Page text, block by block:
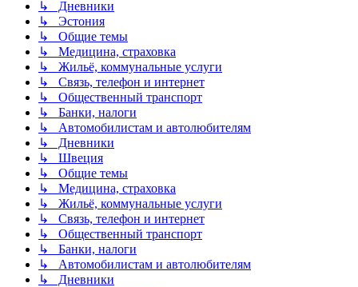
↳ Дневники
↳ Эстония
↳ Общие темы
↳ Медицина, страховка
↳ Жильё, коммунальные услуги
↳ Связь, телефон и интернет
↳ Общественный транспорт
↳ Банки, налоги
↳ Автомобилистам и автолюбителям
↳ Дневники
↳ Швеция
↳ Общие темы
↳ Медицина, страховка
↳ Жильё, коммунальные услуги
↳ Связь, телефон и интернет
↳ Общественный транспорт
↳ Банки, налоги
↳ Автомобилистам и автолюбителям
↳ Дневники